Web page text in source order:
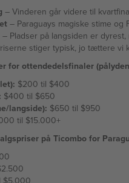
– Vinderen går videre til
– Paraguays magiske stime og
– Pladser på langsiden er
stiger typisk, jo tættere vi
for ottendedelsfinaler
$200 til $400
$400 til $650
langside): $650 til $950
til $15.000+
på Ticombo for
$5.000